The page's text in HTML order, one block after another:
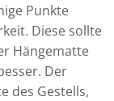
Punkte
Diese sollte
Hängematte
Der
des Gestells,